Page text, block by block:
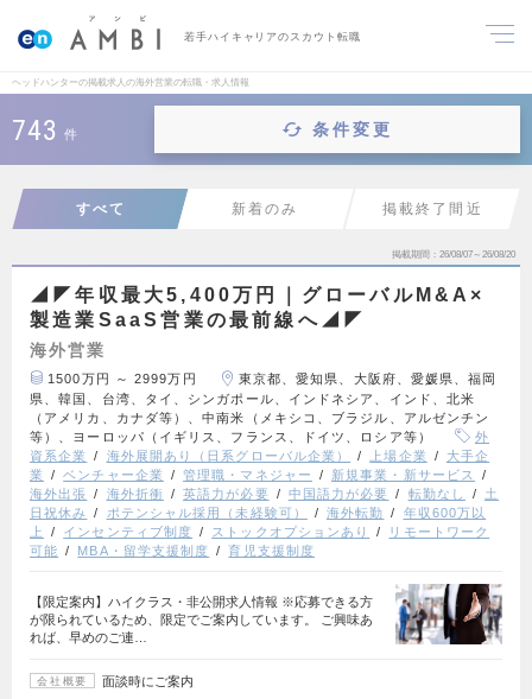
若手ハイキャリアのスカウト転職
ヘッドハンターの掲載求人の海外営業の転職・求人情報
743 件 条件変更
すべて 新着のみ 掲載終了間近
掲載期間 26/08/07～26/08/20
◢◤年収最大5,400万円｜グローバルM&A×
製造業SaaS営業の最前線へ◢◤
海外営業
1500万円 ～ 2999万円
東京都、愛知県、大阪府、愛媛県、福岡
県、韓国、台湾、タイ、シンガポール、インドネシア、インド、北米
（アメリカ、カナダ等）、中南米（メキシコ、ブラジル、アルゼンチン
等）、ヨーロッパ（イギリス、フランス、ドイツ、ロシア等）
外
資系企業
海外展開あり（日系グローバル企業） 上場企業
大手企
業
ベンチャー企業 管理職・マネジャー
新規事業・新サービス
海外出張
海外折衝 英語力が必要 中国語力が必要 転勤なし
土
日祝休み
ポテンシャル採用（未経験可） 海外転勤
年収600万以
上
インセンティブ制度 ストックオプションあり
リモートワーク
可能
MBA・留学支援制度 育児支援制度
【限定案内】ハイクラス・非公開求人情報 ※応募できる方
が限られているため、限定でご案内しています。 ご興味あ
れば、早めのご連…
会社概要 面談時にご案内